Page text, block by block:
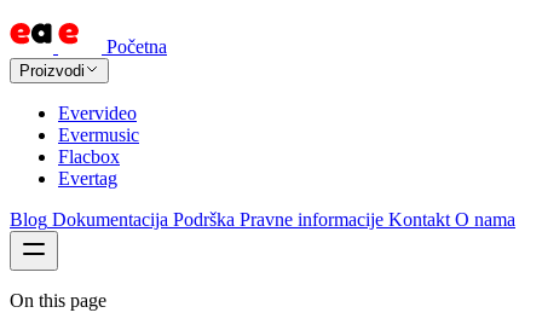
Početna
Proizvodi
Evervideo
Evermusic
Flacbox
Evertag
Blog Dokumentacija Podrška Pravne informacije Kontakt O nama
On this page